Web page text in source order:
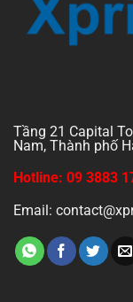
Tầng 21 Capital
Nam, Thành phố
Hotline: 09 3883
Email: